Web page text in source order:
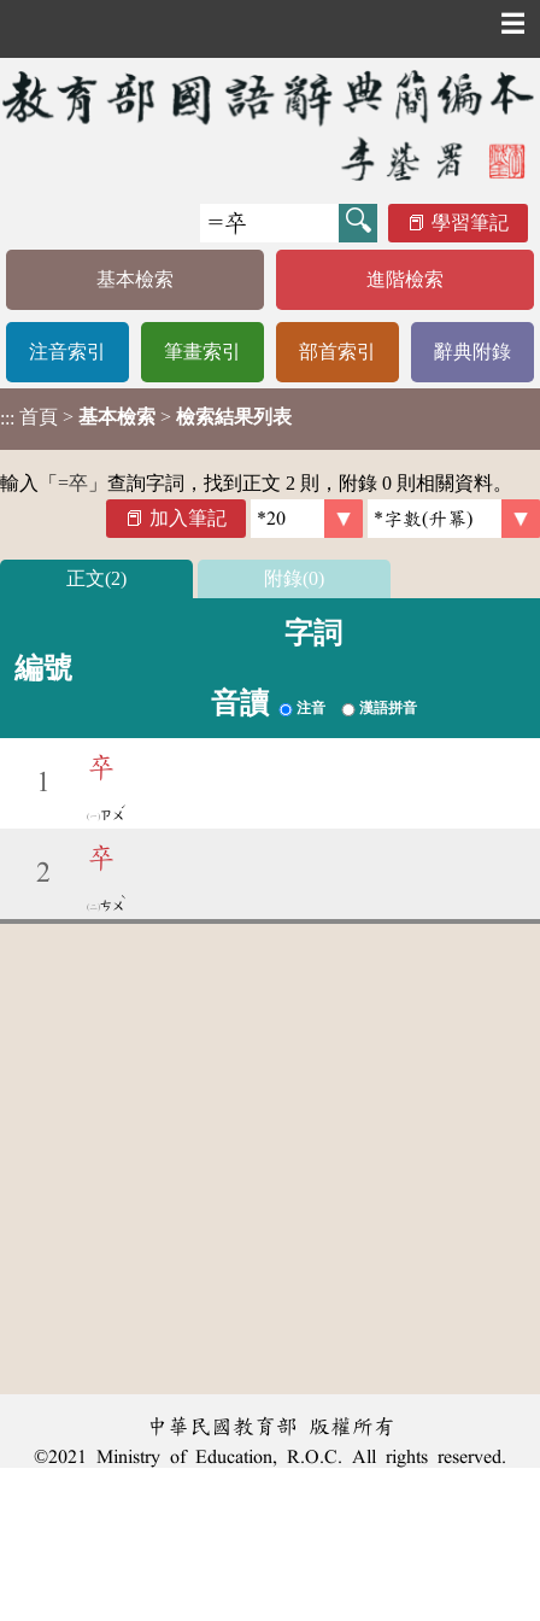
☰
學習筆記
基本檢索 進階檢索
注音索引 筆畫索引 部首索引 辭典附錄
::: 首頁 > 基本檢索 > 檢索結果列表
輸入「 =卒 」查詢字詞，找到正文 2 則，附錄 0 則相關資料。
加入筆記
正文(2) 附錄(0)
編號
字詞
音讀 注音 漢語拼音
1
卒
ㄗㄨ
ˊ
2
卒
ㄘㄨ
ˋ
中華民國教育部 版權所有
©2021 Ministry of Education, R.O.C. All rights reserved.